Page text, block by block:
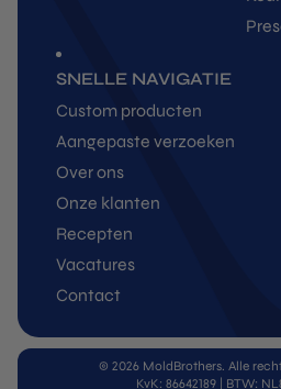
SNELLE NAVIGATIE
Custom producten
Aangepaste verzoeken
Over ons
Onze klanten
Recepten
Vacatures
Contact
© 2026 MoldBrothers. Alle
KvK: 86642189 | BTW: